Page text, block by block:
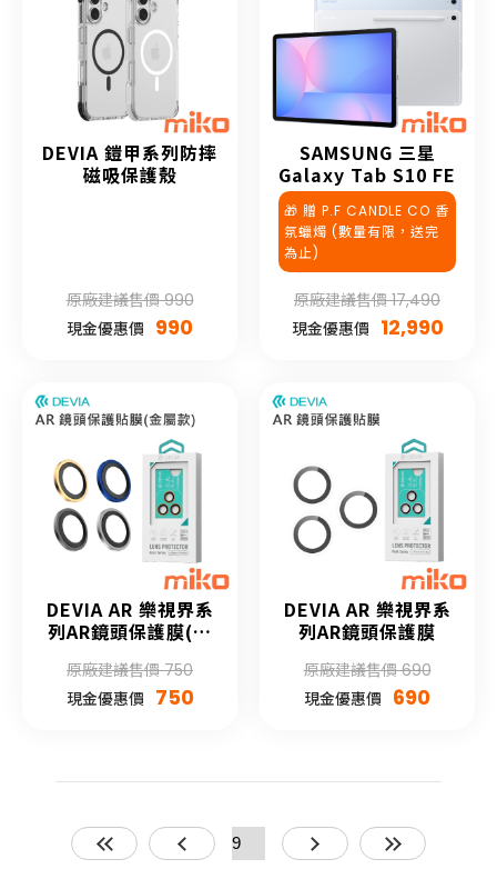
DEVIA 鎧甲系列防摔
磁吸保護殼
原廠建議售價 990
現金優惠價 990
SAMSUNG 三星
Galaxy Tab S10 FE
🎁 贈 P.F CANDLE CO 香
氛蠟燭 (數量有限，送完
為止)
原廠建議售價 17,490
現金優惠價 12,990
DEVIA AR 樂視界系
列AR鏡頭保護膜(金
原廠建議售價 750
現金優惠價 750
DEVIA AR 樂視界系
列AR鏡頭保護膜
原廠建議售價 690
現金優惠價 690